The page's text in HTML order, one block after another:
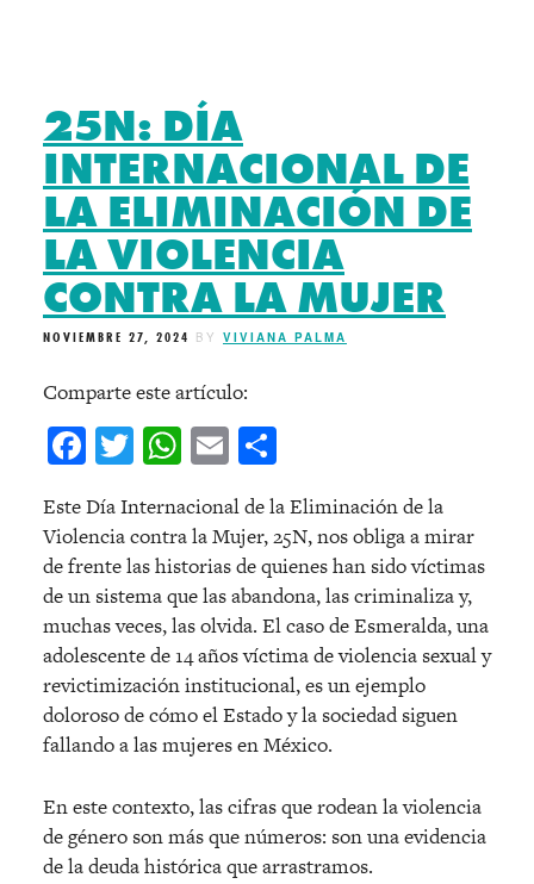
25N: DÍA
INTERNACIONAL DE
LA ELIMINACIÓN DE
LA VIOLENCIA
CONTRA LA MUJER
NOVIEMBRE 27, 2024 BY VIVIANA PALMA
Comparte este artículo:
Facebook
Twitter
WhatsApp
Email
Este Día Internacional de la Eliminación de la
Violencia contra la Mujer, 25N, nos obliga a mirar
de frente las historias de quienes han sido víctimas
de un sistema que las abandona, las criminaliza y,
muchas veces, las olvida. El caso de Esmeralda, una
adolescente de 14 años víctima de violencia sexual y
revictimización institucional, es un ejemplo
doloroso de cómo el Estado y la sociedad siguen
fallando a las mujeres en México.
En este contexto, las cifras que rodean la violencia
de género son más que números: son una evidencia
de la deuda histórica que arrastramos.